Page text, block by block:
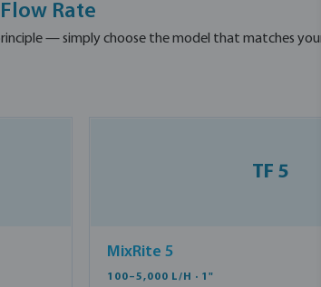
Rate
— simply choose the model that matches
TF 5
MixRite 5
100–5,000 L/H · 1"